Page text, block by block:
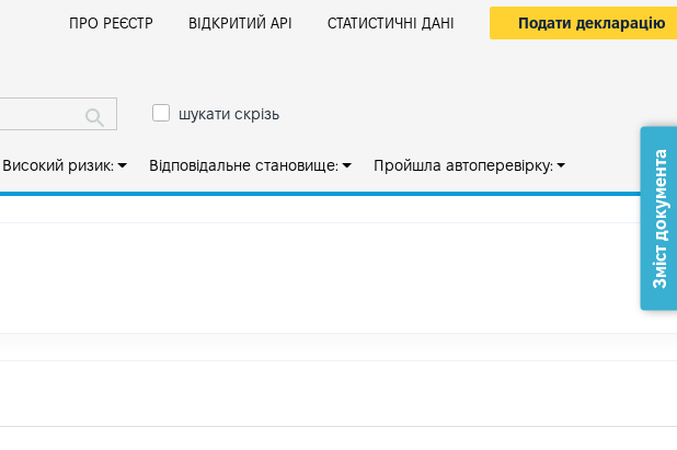
ПРО РЕЄСТР ВІДКРИТИЙ АРІ СТАТИСТИЧНІ ДАНІ Подати декларацію
шукати скрізь
Високий ризик: Відповідальне становище: Пройшла автоперевірку: Зміст документа